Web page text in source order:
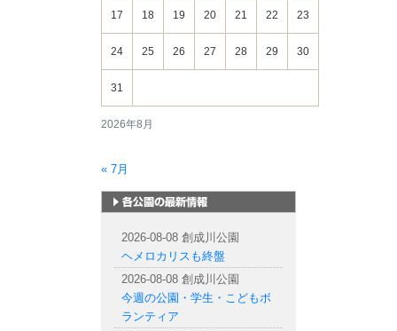
2026年8月
17 18 19 20 21 22 23
24 25 26 27 28 29 30
31
« 7月
2026-08-08 創成川公園
ヘメロカリスも終盤
2026-08-08 創成川公園
今週の公園・学生・こどもボ
ランティア